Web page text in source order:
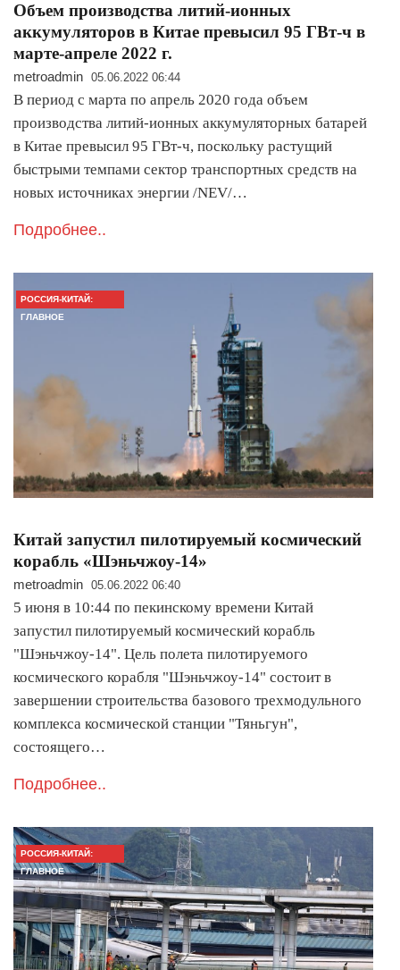
Объем производства литий-ионных
аккумуляторов в Китае превысил 95 ГВт-ч в
марте-апреле 2022 г.
metroadmin 05.06.2022 06:44
В период с марта по апрель 2020 года объем
производства литий-ионных аккумуляторных батарей
в Китае превысил 95 ГВт-ч, поскольку растущий
быстрыми темпами сектор транспортных средств на
новых источниках энергии /NEV/…
Подробнее..
РОССИЯ-КИТАЙ:
ГЛАВНОЕ
Китай запустил пилотируемый космический
корабль «Шэньчжоу-14»
metroadmin 05.06.2022 06:40
5 июня в 10:44 по пекинскому времени Китай
запустил пилотируемый космический корабль
"Шэньчжоу-14". Цель полета пилотируемого
космического корабля "Шэньчжоу-14" состоит в
завершении строительства базового трехмодульного
комплекса космической станции "Тяньгун",
состоящего…
Подробнее..
РОССИЯ-КИТАЙ:
ГЛАВНОЕ